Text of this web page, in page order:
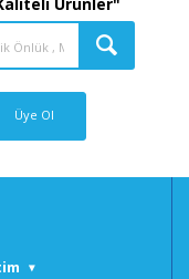
Ürünler"
Üye Ol